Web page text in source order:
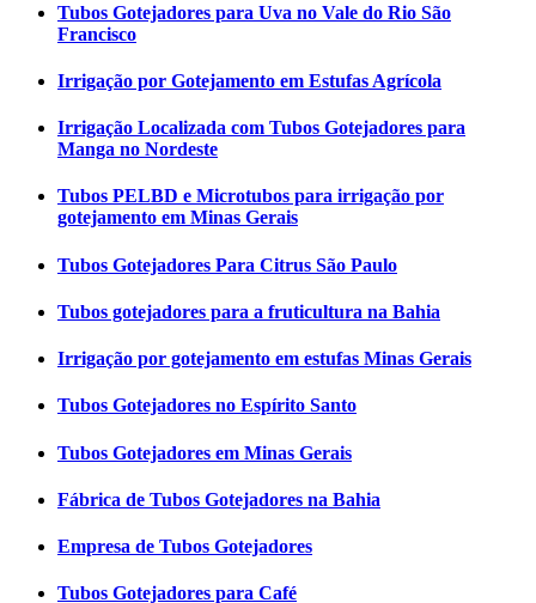
Tubos Gotejadores para Uva no Vale do Rio São
Francisco
Irrigação por Gotejamento em Estufas Agrícola
Irrigação Localizada com Tubos Gotejadores para
Manga no Nordeste
Tubos PELBD e Microtubos para irrigação por
gotejamento em Minas Gerais
Tubos Gotejadores Para Citrus São Paulo
Tubos gotejadores para a fruticultura na Bahia
Irrigação por gotejamento em estufas Minas Gerais
Tubos Gotejadores no Espírito Santo
Tubos Gotejadores em Minas Gerais
Fábrica de Tubos Gotejadores na Bahia
Empresa de Tubos Gotejadores
Tubos Gotejadores para Café